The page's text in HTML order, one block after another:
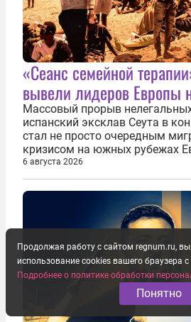
«Сеанс семейной
вывели лидеров Европы
Массовый прорыв
испанский эксклав Сеута в
стал не просто очередным
кризисом на южных рубежах
фундаментальный раскол
продемонстрировав, что
выстраивавшаяся
6 августа 2026
Продолжая работу с сайтом regnum.ru,
использование cookies вашего браузера
Подробнее о политике обработки
Понятно